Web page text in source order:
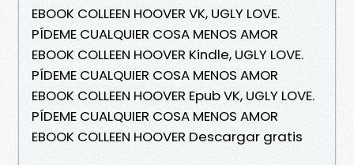
EBOOK COLLEEN HOOVER VK, UGLY LOVE.
PÍDEME CUALQUIER COSA MENOS AMOR
EBOOK COLLEEN HOOVER Kindle, UGLY LOVE.
PÍDEME CUALQUIER COSA MENOS AMOR
EBOOK COLLEEN HOOVER Epub VK, UGLY LOVE.
PÍDEME CUALQUIER COSA MENOS AMOR
EBOOK COLLEEN HOOVER Descargar gratis